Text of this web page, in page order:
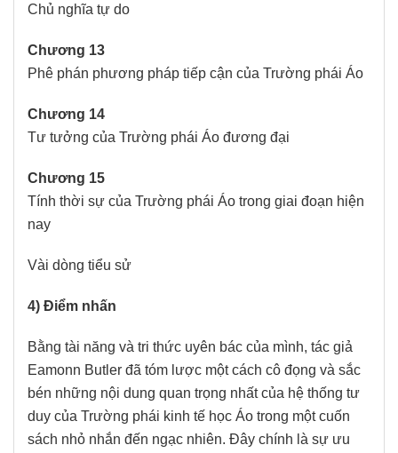
Chủ nghĩa tự do
Chương 13
Phê phán phương pháp tiếp cận của Trường phái Áo
Chương 14
Tư tưởng của Trường phái Áo đương đại
Chương 15
Tính thời sự của Trường phái Áo trong giai đoạn hiện
nay
Vài dòng tiểu sử
4) Điểm nhấn
Bằng tài năng và tri thức uyên bác của mình, tác giả
Eamonn Butler đã tóm lược một cách cô đọng và sắc
bén những nội dung quan trọng nhất của hệ thống tư
duy của Trường phái kinh tế học Áo trong một cuốn
sách nhỏ nhắn đến ngạc nhiên. Đây chính là sự ưu